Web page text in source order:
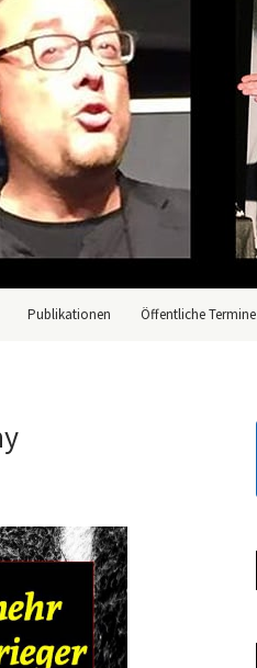
Publikationen Öffentliche Termine